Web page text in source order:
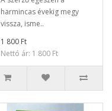
harmincas évekig megy
vissza, isme..
1 800 Ft
Nettó ár: 1 800 Ft